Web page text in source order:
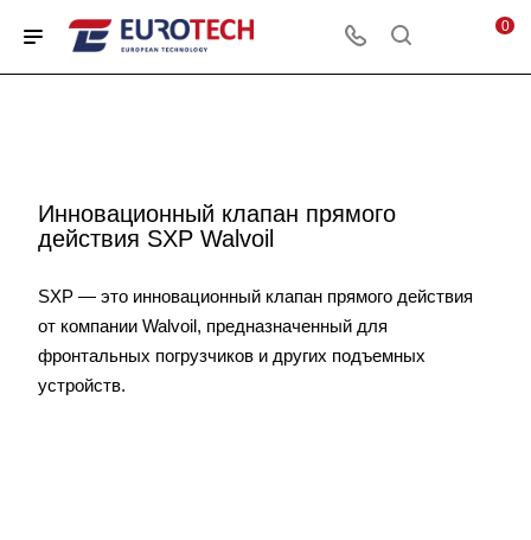
0
Инновационный клапан прямого
действия SXP Walvoil
SXP — это инновационный клапан прямого действия
от компании Walvoil, предназначенный для
фронтальных погрузчиков и других подъемных
устройств.